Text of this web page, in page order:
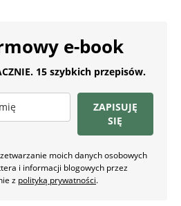
e-book
15 szybkich przepisów.
ZAPISUJĘ
SIĘ
moich danych osobowych
i informacji blogowych przez
z polityką prywatności.